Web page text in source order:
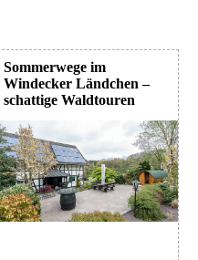
Sommerwege im
Windecker Ländchen –
schattige Waldtouren